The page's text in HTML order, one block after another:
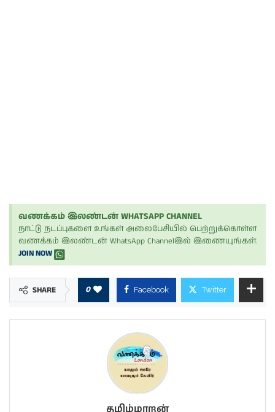
வணக்கம் இலண்டன் WHATSAPP CHANNEL
நாட்டு நடப்புகளை உங்கள் அலைபேசியில் பெற்றுக்கொள்ள
வணக்கம் இலண்டன் WhatsApp Channelஇல் இணையுங்கள்.
JOIN NOW
SHARE 0 Facebook Twitter